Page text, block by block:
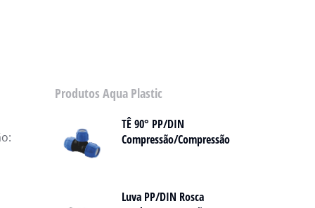
Produtos Aqua Plastic
TÊ 90° PP/DIN
Compressão/Compressão
Luva PP/DIN Rosca